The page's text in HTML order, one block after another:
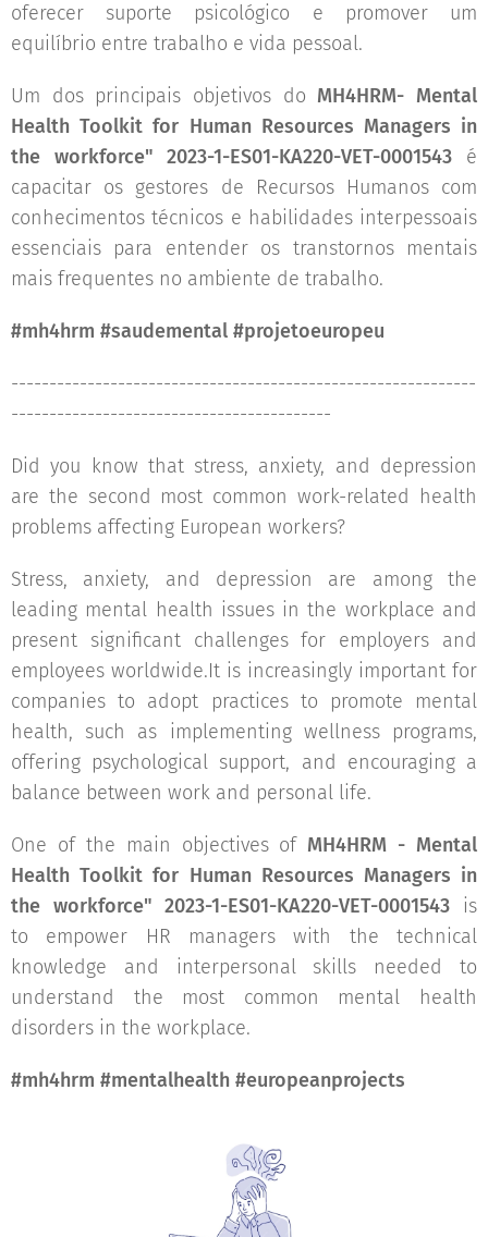
oferecer suporte psicológico e promover um
equilíbrio entre trabalho e vida pessoal.
Um dos principais objetivos do MH4HRM- Mental
Health Toolkit for Human Resources Managers in
the workforce" 2023-1-ES01-KA220-VET-0001543 é
capacitar os gestores de Recursos Humanos com
conhecimentos técnicos e habilidades interpessoais
essenciais para entender os transtornos mentais
mais frequentes no ambiente de trabalho.
#mh4hrm #saudemental #projetoeuropeu
-------------------------------------------------------------
------------------------------------------
Did you know that stress, anxiety, and depression
are the second most common work-related health
problems affecting European workers?
Stress, anxiety, and depression are among the
leading mental health issues in the workplace and
present significant challenges for employers and
employees worldwide.It is increasingly important for
companies to adopt practices to promote mental
health, such as implementing wellness programs,
offering psychological support, and encouraging a
balance between work and personal life.
One of the main objectives of MH4HRM - Mental
Health Toolkit for Human Resources Managers in
the workforce" 2023-1-ES01-KA220-VET-0001543 is
to empower HR managers with the technical
knowledge and interpersonal skills needed to
understand the most common mental health
disorders in the workplace.
#mh4hrm #mentalhealth #europeanprojects